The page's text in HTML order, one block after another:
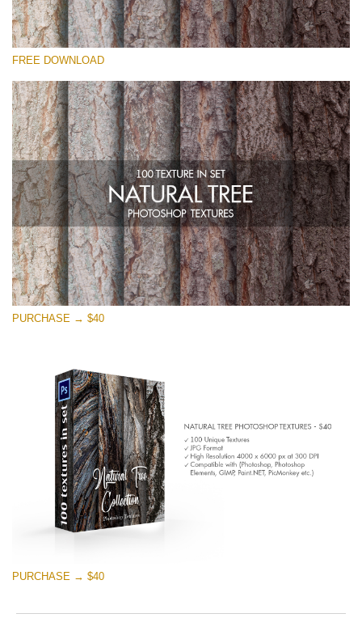
Please select
Small 800*533px
Natural Tree
(100 Textures)
Large 6000*4000px
Entire Collection
(1783 Overlays)
Large 6000*4000px
Free download
FREE DOWNLOAD
PURCHASE → $40
PURCHASE → $40